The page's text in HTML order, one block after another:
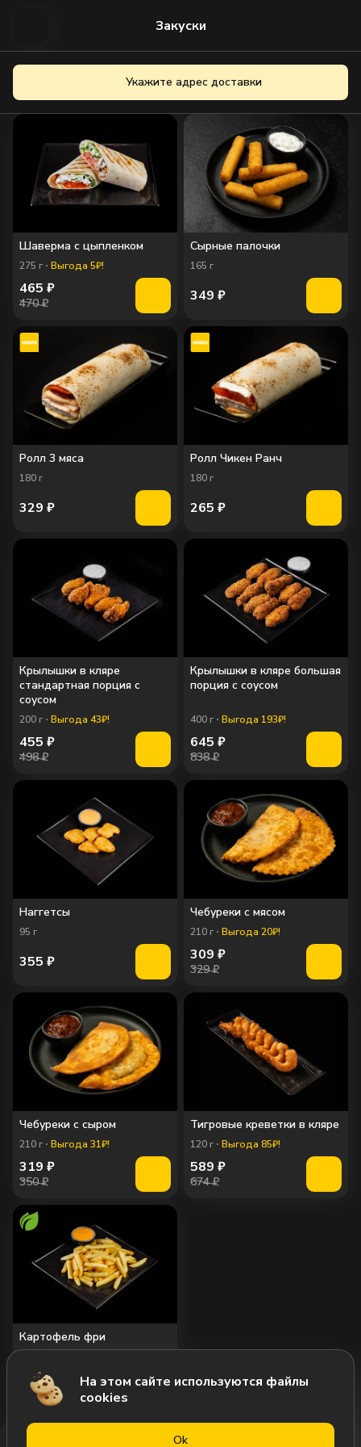
Закуски
Укажите адрес доставки
Шаверма с цыпленком
275 г Выгода 5₽!
465 ₽
470 ₽
Сырные палочки
165 г
349 ₽
Ролл 3 мяса
180 г
329 ₽
Ролл Чикен Ранч
180 г
265 ₽
Крылышки в кляре
стандартная порция c
соусом
200 г Выгода 43₽!
455 ₽
498 ₽
Крылышки в кляре большая
порция c соусом
400 г Выгода 193₽!
645 ₽
838 ₽
Наггетсы
95 г
355 ₽
Чебуреки с мясом
210 г Выгода 20₽!
309 ₽
329 ₽
Чебуреки с сыром
210 г Выгода 31₽!
319 ₽
350 ₽
Тигровые креветки в кляре
120 г Выгода 85₽!
589 ₽
674 ₽
Картофель фри
от255
На этом сайте используются файлы
cookies
Оk